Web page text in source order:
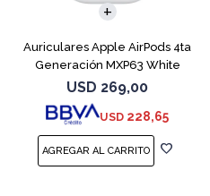
Auriculares Apple AirPods 4ta
Generación MXP63 White
USD 269,00
USD 228,65